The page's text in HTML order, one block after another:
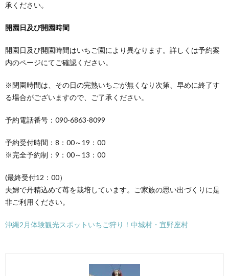
承ください。
開園日及び開園時間
開園日及び開園時間はいちご園により異なります。詳しくは予約案
内のページにてご確認ください。
※閉園時間は、その日の完熟いちごが無くなり次第、早めに終了す
る場合がございますので、ご了承ください。
予約電話番号：090-6863-8099
予約受付時間：8：00～19：00
※完全予約制：9：00～13：00
(最終受付12：00）
夫婦で丹精込めて苺を栽培しています。ご家族の思い出づくりに是
非ご利用ください。
沖縄2月体験観光スポットいちご狩り！中城村・宜野座村